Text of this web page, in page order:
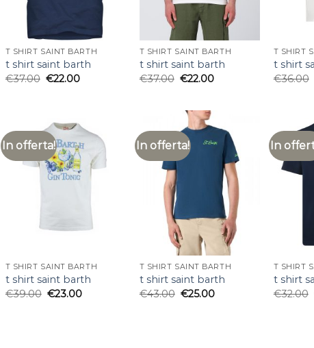
T SHIRT SAINT BARTH
t shirt saint barth
€37.00 €22.00
T SHIRT SAINT BARTH
t shirt saint barth
€37.00 €22.00
T SHIRT
t shirt
€36.00
In offerta!
T SHIRT SAINT BARTH
t shirt saint barth
€39.00 €23.00
In offerta!
T SHIRT SAINT BARTH
t shirt saint barth
€43.00 €25.00
In
T SHIRT
t shirt
€32.00